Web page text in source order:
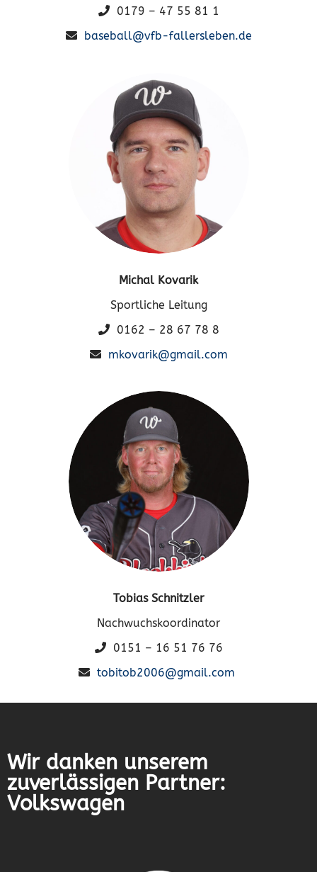
0179 – 47 55 81 1
baseball@vfb-fallersleben.de
Michal Kovarik
Sportliche Leitung
0162 – 28 67 78 8
mkovarik@gmail.com
Tobias Schnitzler
Nachwuchskoordinator
0151 – 16 51 76 76
tobitob2006@gmail.com
Wir danken unserem
zuverlässigen Partner:
Volkswagen